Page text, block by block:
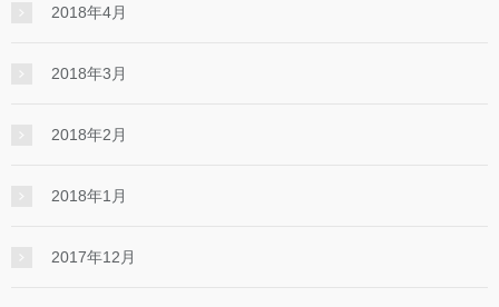
2018年4月
2018年3月
2018年2月
2018年1月
2017年12月